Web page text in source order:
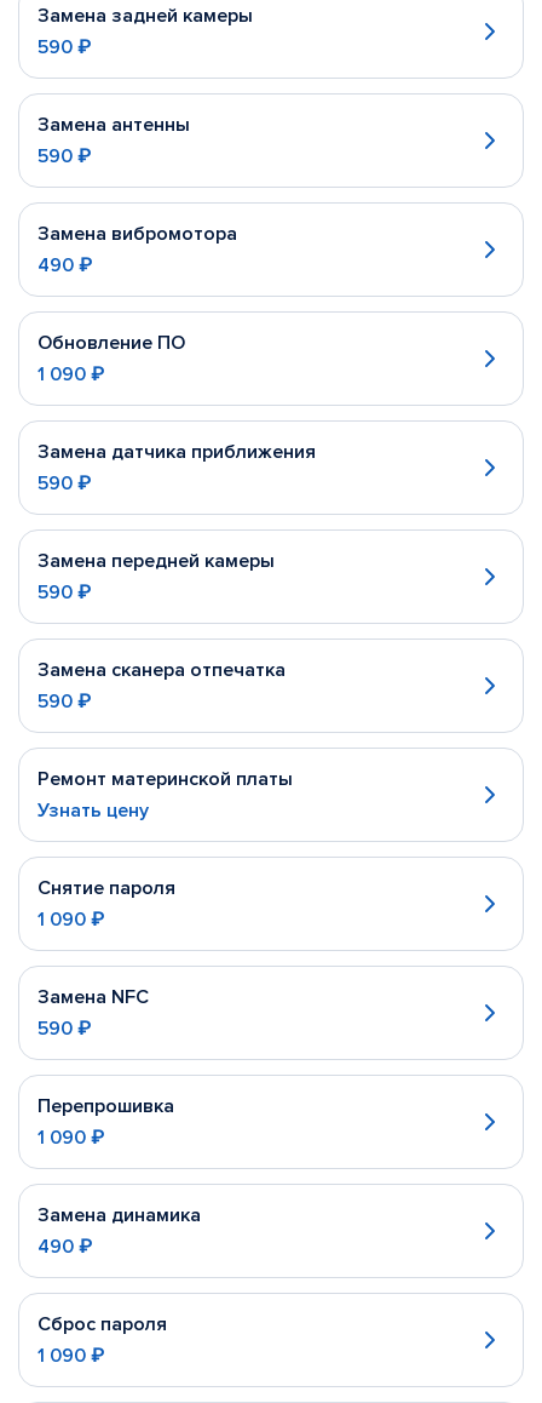
Замена задней камеры
590 ₽
Замена антенны
590 ₽
Замена вибромотора
490 ₽
Обновление ПО
1 090 ₽
Замена датчика приближения
590 ₽
Замена передней камеры
590 ₽
Замена сканера отпечатка
590 ₽
Ремонт материнской платы
Узнать цену
Снятие пароля
1 090 ₽
Замена NFC
590 ₽
Перепрошивка
1 090 ₽
Замена динамика
490 ₽
Сброс пароля
1 090 ₽